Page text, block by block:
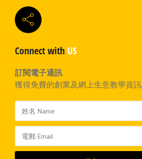
Connect with US
訂閱電子通訊
獲得免費的創業及網上生意教學資訊